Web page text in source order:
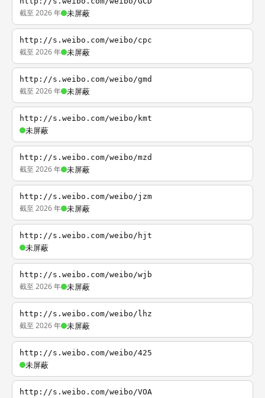
截至 2026 年 未屏蔽
http://s.weibo.com/weibo/cpc
截至 2026 年 未屏蔽
http://s.weibo.com/weibo/gmd
截至 2026 年 未屏蔽
http://s.weibo.com/weibo/kmt
未屏蔽
http://s.weibo.com/weibo/mzd
截至 2026 年 未屏蔽
http://s.weibo.com/weibo/jzm
截至 2026 年 未屏蔽
http://s.weibo.com/weibo/hjt
未屏蔽
http://s.weibo.com/weibo/wjb
截至 2026 年 未屏蔽
http://s.weibo.com/weibo/lhz
截至 2026 年 未屏蔽
http://s.weibo.com/weibo/425
未屏蔽
http://s.weibo.com/weibo/VOA